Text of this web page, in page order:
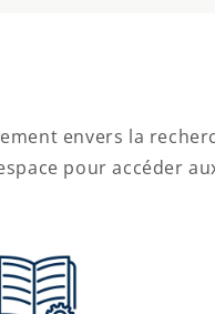
envers la
pour accéder